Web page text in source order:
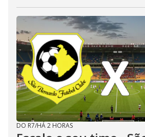
DO R7/HÁ 2 HORAS